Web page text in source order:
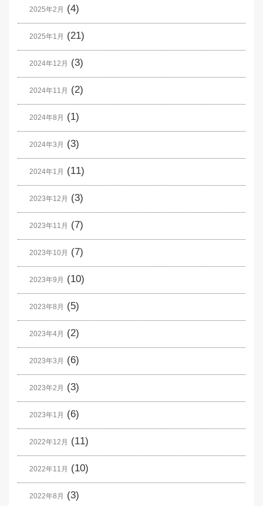
2025年2月 (4)
2025年1月 (21)
2024年12月 (3)
2024年11月 (2)
2024年8月 (1)
2024年3月 (3)
2024年1月 (11)
2023年12月 (3)
2023年11月 (7)
2023年10月 (7)
2023年9月 (10)
2023年8月 (5)
2023年4月 (2)
2023年3月 (6)
2023年2月 (3)
2023年1月 (6)
2022年12月 (11)
2022年11月 (10)
2022年8月 (3)